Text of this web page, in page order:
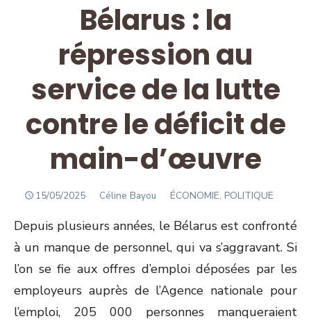
Bélarus : la
répression au
service de la lutte
contre le déficit de
main-d’œuvre
POSTED
15/05/2025 Author
Céline Bayou ÉCONOMIE, POLITIQUE
Depuis plusieurs années, le Bélarus est confronté
à un manque de personnel, qui va s’aggravant. Si
l’on se fie aux offres d’emploi déposées par les
employeurs auprès de l’Agence nationale pour
l’emploi, 205 000 personnes manqueraient